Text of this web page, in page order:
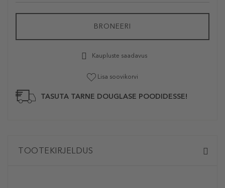
BRONEERI
Kaupluste saadavus
Lisa soovikorvi
TASUTA TARNE DOUGLASE POODIDESSE!
TOOTEKIRJELDUS